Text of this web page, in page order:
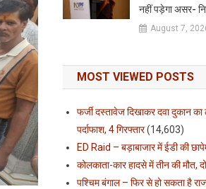
नहीं पड़ेगा असर-
August 7,
MOST VIEWED POSTS
फर्जी दस्तावेज दिखाकर दवा दुकान
पर्दाफाश, 4 गिरफ्तार(14,603)
ED Raid – बड़ाबाजार में ईडी की
कोलकाता-कार हादसे में तीन की मौत,
पश्चिम बंगाल – फिर से हो सकता है